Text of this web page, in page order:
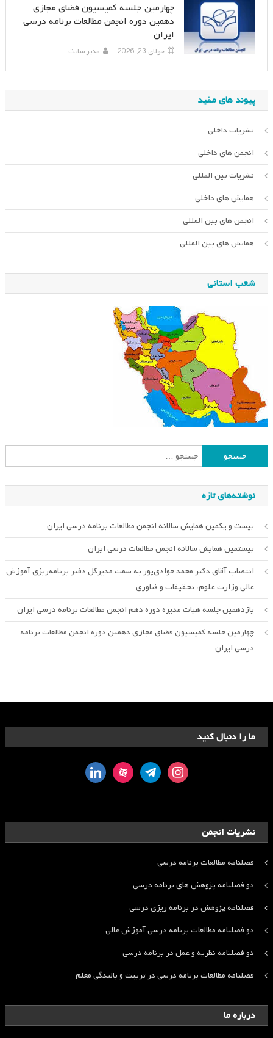
چهارمین جلسه کمیسیون فضای مجازی
دهمین دوره انجمن مطالعات برنامه درسی
ایران
جولای 23, 2026 مدیر سایت
پیوند های مفید
نشریات داخلی
انجمن های داخلی
نشریات بین المللی
همایش های داخلی
انجمن های بین المللی
همایش های بین المللی
شعب استانی
جستجو
برای:
نوشته‌های تازه
بیست و یکمین همایش سالانه انجمن مطالعات برنامه درسی ایران
بیستمین همایش سالانه انجمن مطالعات درسی ایران
انتصاب آقای دکتر محمد جوادی‌پور به سمت مدیرکل دفتر برنامه‌ریزی آموزش
عالی وزارت علوم، تحقیقات و فناوری
یازدهمین جلسه هیات مدیره دوره دهم انجمن مطالعات برنامه درسی ایران
چهارمین جلسه کمیسیون فضای مجازی دهمین دوره انجمن مطالعات برنامه
درسی ایران
ما را دنبال کنید
instagram
telegram
aparat
linkedin
نشریات انجمن
فصلنامه مطالعات برنامه درسی
دو فصلنامه پژوهش های برنامه درسی
فصلنامه پژوهش در برنامه ریزی درسی
دو فصلنامه مطالعات برنامه درسی آموزش عالی
دو فصلنامه نظریه و عمل در برنامه درسی
فصلنامه مطالعات برنامه درسی در تربیت و بالندگی معلم
درباره ما